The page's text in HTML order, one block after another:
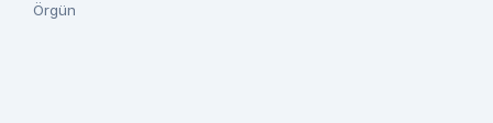
Örgün